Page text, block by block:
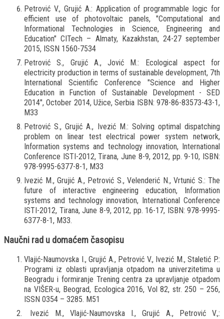
Petrović V., Grujić A.: Application of programmable logic for
efficient use of photovoltaic panels, "Computational and
Informational Technologies in Science, Engineering and
Education" CITech – Almaty, Kazakhstan, 24-27 september
2015, ISSN 1560-7534
Petrović S., Grujić A., Jović M.: Ecological aspect for
electricity production in terms of sustainable development, 7th
International Scientific Conference "Science and Higher
Education in Function of Sustainable Development - SED
2014", October 2014, Užice, Serbia ISBN: 978-86-83573-43-1,
M33
Petrović S., Grujić A., Ivezić M.: Solving optimal dispatching
problem on linear test electrical power system network,
Information systems and technology innovation, International
Conference ISTI-2012, Tirana, June 8-9, 2012, pp. 9-10, ISBN:
978-9995-6377-8-1, M33
Ivezić M., Grujić A., Petrović S., Velenderić N., Vrtunić S.: The
future of interactive engineering education, Information
systems and technology innovation, International Conference
ISTI-2012, Tirana, June 8-9, 2012, pp. 16-17, ISBN: 978-9995-
6377-8-1, M33.
Naučni rad u domaćem časopisu
Vlajić-Naumovska I., Grujić A., Petrović V., Ivezić M., Staletić P.:
Programi iz oblasti upravljanja otpadom na univerzitetima u
Beogradu i formiranje Trening centra za upravljanje otpadom
na VIŠER-u, Beograd, Ecologica 2016, Vol 82, str. 250 – 256,
ISSN 0354 – 3285. M51
Ivezić M., Vlajić-Naumovska I., Grujić A., Petrović V.,: